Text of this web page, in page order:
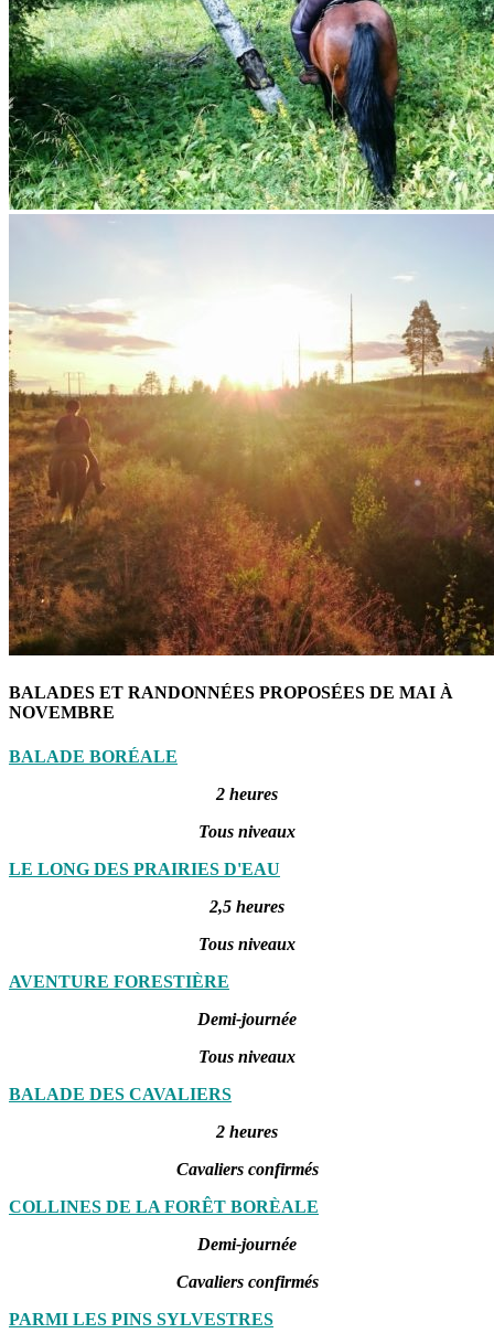
BALADES ET RANDONNÉES PROPOSÉES DE MAI À
NOVEMBRE
BALADE BORÉALE
2 heures
Tous niveaux
LE LONG DES PRAIRIES D'EAU
2,5 heures
Tous niveaux
AVENTURE FORESTIÈRE
Demi-journée
Tous niveaux
BALADE DES CAVALIERS
2 heures
Cavaliers confirmés
COLLINES DE LA FORÊT BORÈALE
Demi-journée
Cavaliers confirmés
PARMI LES PINS SYLVESTRES